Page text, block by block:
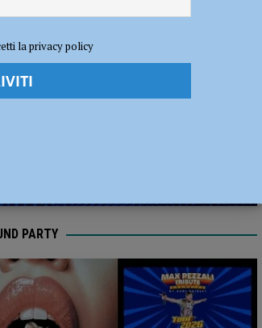
ATTUALITÀ
, Sport,Volley
PARTY
la privacy policy